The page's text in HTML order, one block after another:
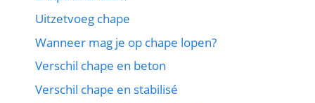
Uitzetvoeg chape
Wanneer mag je op chape lopen?
Verschil chape en beton
Verschil chape en stabilisé